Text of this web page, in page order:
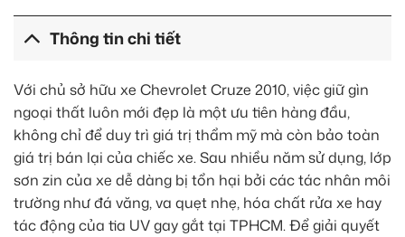
Thông tin chi tiết
Với chủ sở hữu xe Chevrolet Cruze 2010, việc giữ gìn
ngoại thất luôn mới đẹp là một ưu tiên hàng đầu,
không chỉ để duy trì giá trị thẩm mỹ mà còn bảo toàn
giá trị bán lại của chiếc xe. Sau nhiều năm sử dụng, lớp
sơn zin của xe dễ dàng bị tổn hại bởi các tác nhân môi
trường như đá văng, va quẹt nhẹ, hóa chất rửa xe hay
tác động của tia UV gay gắt tại TPHCM. Để giải quyết